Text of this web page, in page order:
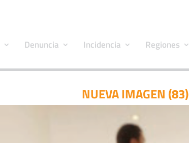
Denuncia Incidencia Regiones
NUEVA IMAGEN (83)